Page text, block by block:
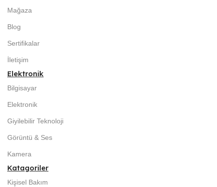
Mağaza
Blog
Sertifikalar
İletişim
Elektronik
Bilgisayar
Elektronik
Giyilebilir Teknoloji
Görüntü & Ses
Kamera
Katagoriler
Kişisel Bakım